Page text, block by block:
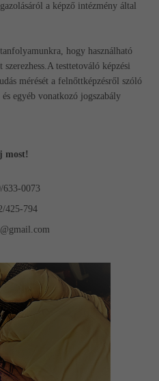
a képző intézmény által
hogy használható
A testtetováló képzési
mérését a felnőttképzésről szóló
egyéb vonatkozó jogszabály
most!
633-0073
425-794